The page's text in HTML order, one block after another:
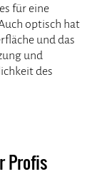
für eine
optisch hat
und das
und
des
Profis